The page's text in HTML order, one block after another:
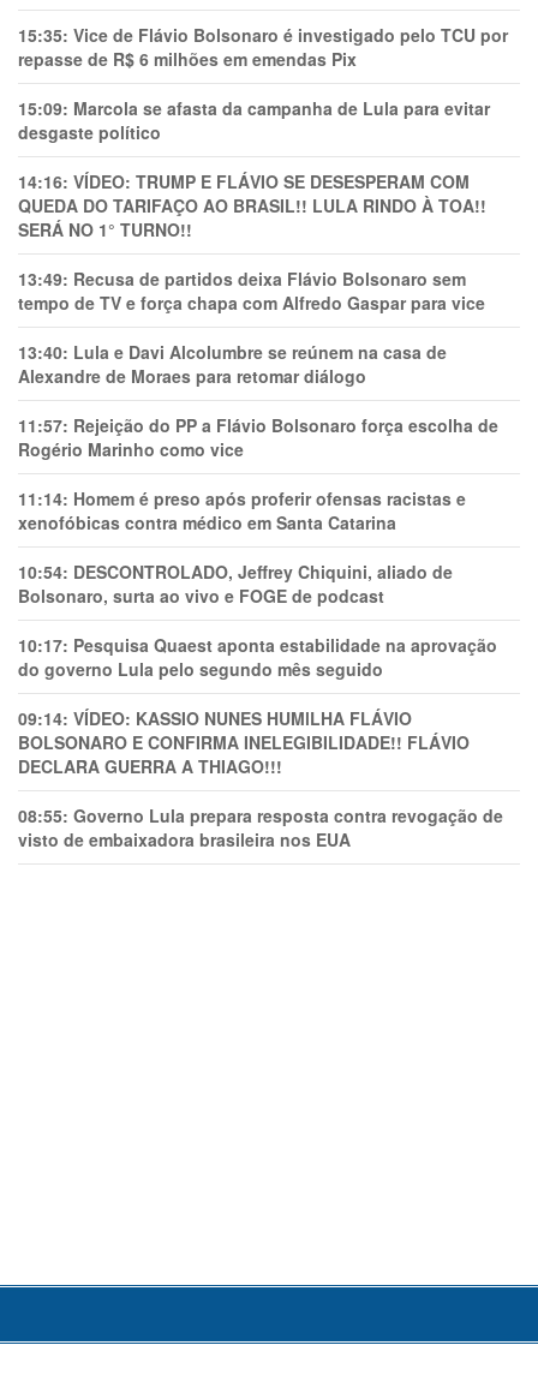
15:35: Vice de Flávio Bolsonaro é investigado pelo TCU por
repasse de R$ 6 milhões em emendas Pix
15:09: Marcola se afasta da campanha de Lula para evitar
desgaste político
14:16: VÍDEO: TRUMP E FLÁVIO SE DESESPERAM COM
QUEDA DO TARIFAÇO AO BRASIL!! LULA RINDO À TOA!!
SERÁ NO 1° TURNO!!
13:49: Recusa de partidos deixa Flávio Bolsonaro sem
tempo de TV e força chapa com Alfredo Gaspar para vice
13:40: Lula e Davi Alcolumbre se reúnem na casa de
Alexandre de Moraes para retomar diálogo
11:57: Rejeição do PP a Flávio Bolsonaro força escolha de
Rogério Marinho como vice
11:14: Homem é preso após proferir ofensas racistas e
xenofóbicas contra médico em Santa Catarina
10:54: DESCONTROLADO, Jeffrey Chiquini, aliado de
Bolsonaro, surta ao vivo e FOGE de podcast
10:17: Pesquisa Quaest aponta estabilidade na aprovação
do governo Lula pelo segundo mês seguido
09:14: VÍDEO: KASSIO NUNES HUMlLHA FLÁVIO
BOLSONARO E CONFIRMA INELEGIBILIDADE!! FLÁVIO
DECLARA GUERRA A THIAGO!!!
08:55: Governo Lula prepara resposta contra revogação de
visto de embaixadora brasileira nos EUA